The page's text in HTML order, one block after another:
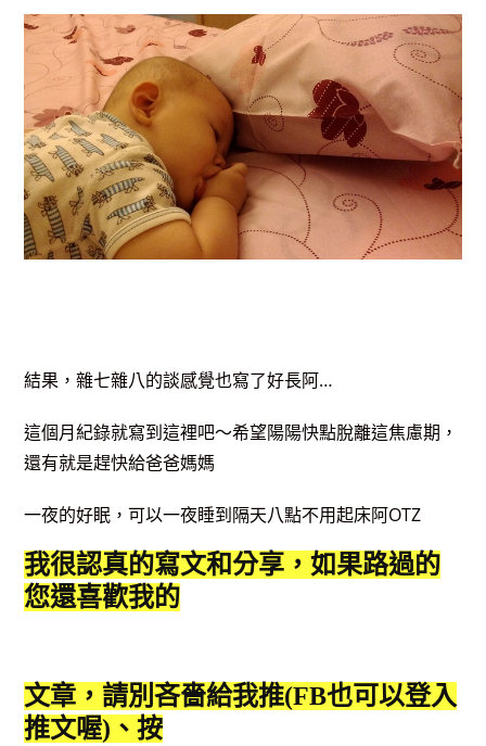
結果，雜七雜八的談感覺也寫了好長阿…
這個月紀錄就寫到這裡吧～希望陽陽快點脫離這焦慮期，
還有就是趕快給爸爸媽媽
一夜的好眠，可以一夜睡到隔天八點不用起床阿OTZ
我很認真的寫文和分享，如果路過的
您還喜歡我的
文章，請別吝嗇給我推(FB也可以登入
推文喔)、按